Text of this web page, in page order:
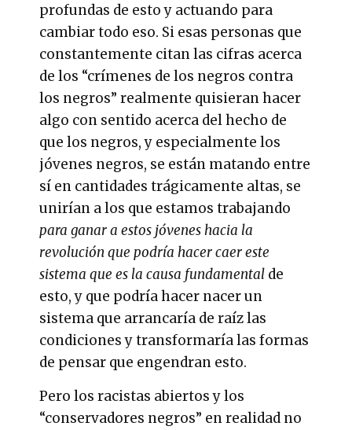
profundas de esto y actuando para
cambiar todo eso. Si esas personas que
constantemente citan las cifras acerca
de los “crímenes de los negros contra
los negros” realmente quisieran hacer
algo con sentido acerca del hecho de
que los negros, y especialmente los
jóvenes negros, se están matando entre
sí en cantidades trágicamente altas, se
unirían a los que estamos trabajando
para ganar a estos jóvenes hacia la
revolución que podría hacer caer este
sistema que es la causa fundamental de
esto, y que podría hacer nacer un
sistema que arrancaría de raíz las
condiciones y transformaría las formas
de pensar que engendran esto.
Pero los racistas abiertos y los
“conservadores negros” en realidad no